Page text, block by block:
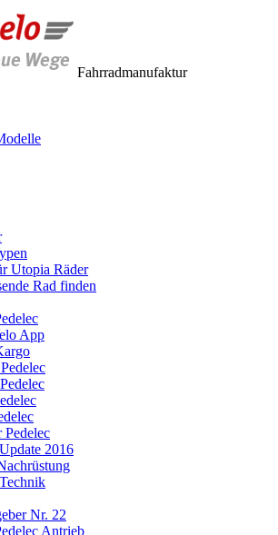
Fahrradmanufaktur
Utopia Räder
Rad finden
App
Pedelec
2016
Nr. 22
Antrieb